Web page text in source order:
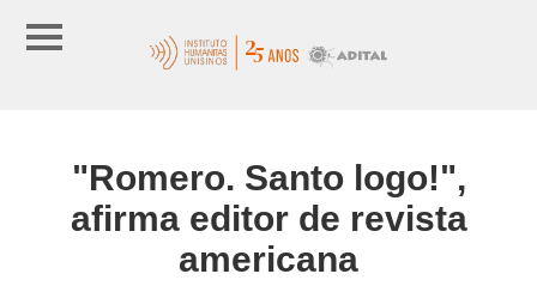
"Romero. Santo logo!",
afirma editor de revista
americana